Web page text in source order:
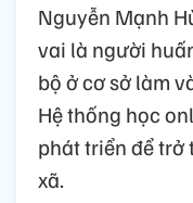
Nguyễn Mạnh
vai là người
bộ ở cơ sở làm
Hệ thống học
phát triển để trở
xã.